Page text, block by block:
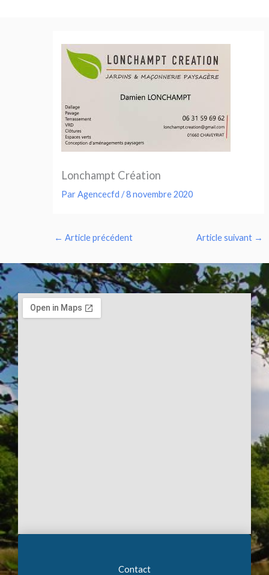
Lonchampt Création
ParAgencecfd/8 novembre 2020
← Article précédent Article suivant →
Contact